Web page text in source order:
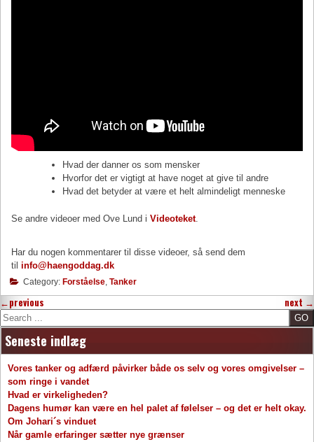
Hvad der danner os som mensker
Hvorfor det er vigtigt at have noget at give til andre
Hvad det betyder at være et helt almindeligt menneske
Se andre videoer med Ove Lund iVideoteket.
Har du nogen kommentarer til disse videoer, så send dem
til info@haengoddag.dk
Category: Forståelse, Tanker
←previous next →
Search
Seneste indlæg
Vores tanker og adfærd påvirker både os selv og vores omgivelser –
som ringe i vandet
Hvad er virkeligheden?
Dagens humør kan være en hel palet af følelser – og det er helt okay.
Om Johari´s vinduet
Når gamle erfaringer sætter nye grænser